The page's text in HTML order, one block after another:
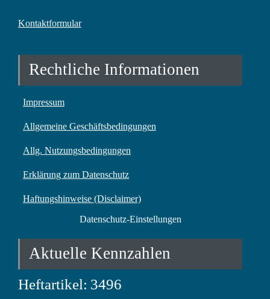
Kontaktformular
Rechtliche Informationen
Impressum
Allgemeine Geschäftsbedingungen
Allg. Nutzungsbedingungen
Erklärung zum Datenschutz
Haftungshinweise (Disclaimer)
Datenschutz-Einstellungen
Aktuelle Kennzahlen
Heftartikel: 3496